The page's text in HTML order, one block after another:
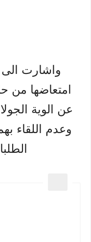
واشارت
امتعاضها من
عن الوية
وعدم اللقاء